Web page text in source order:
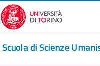
Vai al contenuto principale
Scuola di Scienze